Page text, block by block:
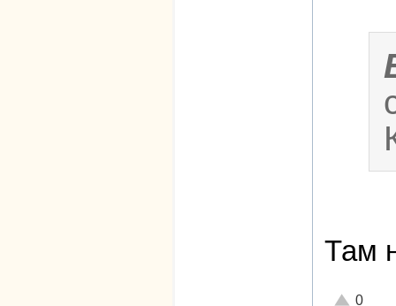
Там
Отлично!
0